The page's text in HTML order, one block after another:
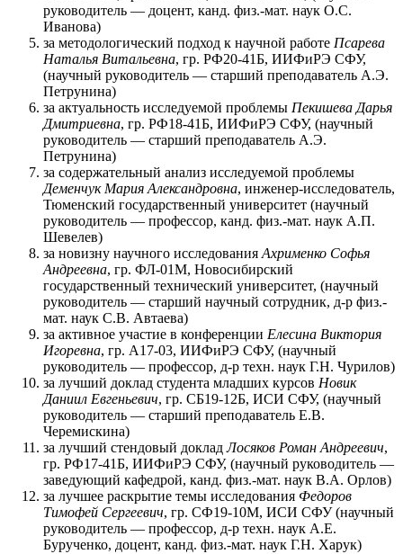
руководитель — доцент, канд. физ.-мат. наук О.С.
Иванова)
за методологический подход к научной работе Псарева
Наталья Витальевна, гр. РФ20-41Б, ИИФиРЭ СФУ,
(научный руководитель — старший преподаватель А.Э.
Петрунина)
за актуальность исследуемой проблемы Пекишева Дарья
Дмитриевна, гр. РФ18-41Б, ИИФиРЭ СФУ, (научный
руководитель — старший преподаватель А.Э.
Петрунина)
за содержательный анализ исследуемой проблемы
Деменчук Мария Александровна, инженер-исследователь,
Тюменский государственный университет (научный
руководитель — профессор, канд. физ.-мат. наук А.П.
Шевелев)
за новизну научного исследования Ахрименко Софья
Андреевна, гр. ФЛ-01М, Новосибирский
государственный технический университет, (научный
руководитель — старший научный сотрудник, д-р физ.-
мат. наук С.В. Автаева)
за активное участие в конференции Елесина Виктория
Игоревна, гр. А17-03, ИИФиРЭ СФУ, (научный
руководитель — профессор, д-р техн. наук Г.Н. Чурилов)
за лучший доклад студента младших курсов Новик
Даниил Евгеньевич, гр. СБ19-12Б, ИСИ СФУ, (научный
руководитель — старший преподаватель Е.В.
Черемискина)
за лучший стендовый докладЛосяков Роман Андреевич,
гр. РФ17-41Б, ИИФиРЭ СФУ, (научный руководитель —
заведующий кафедрой, канд. физ.-мат. наук В.А. Орлов)
за лучшее раскрытие темы исследования Федоров
Тимофей Сергеевич, гр. СФ19-10М, ИСИ СФУ (научный
руководитель — профессор, д-р техн. наук А.Е.
Бурученко, доцент, канд. физ.-мат. наук Г.Н. Харук)